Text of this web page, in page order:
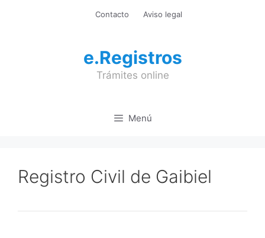
Contacto Aviso legal
e.Registros
Trámites online
Menú
Registro Civil de Gaibiel